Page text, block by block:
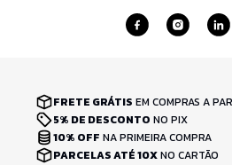
FRETE GRÁTIS EM COMPRAS A
5% DE DESCONTO NO PIX
10% OFF NA PRIMEIRA COMPRA
PARCELAS ATÉ 10XNO CARTÃO